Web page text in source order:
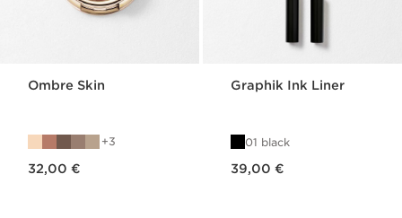
Ombre Skin
3
32,00 €
Graphik Ink Liner
01 black
39,00 €